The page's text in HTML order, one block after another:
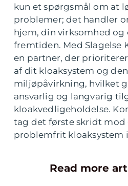
kun et spørgsmål om at
problemer; det handler
hjem, din virksomhed
fremtiden. Med Slagelse
en partner, der
af dit kloaksystem og
miljøpåvirkning, hvilket
ansvarlig og langvarig
kloakvedligeholdelse.
tag det første skridt mod
problemfrit kloaksystem
Read more